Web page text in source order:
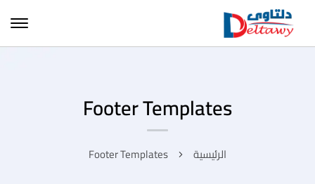
Footer Templates
الرئيسية Footer Templates